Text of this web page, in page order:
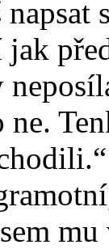
jak